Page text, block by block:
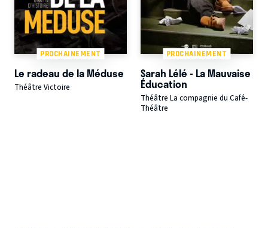
PROCHAINEMENT
Le radeau de la Méduse
Théâtre Victoire
PROCHAINEMENT
Sarah Lélé - La Mauvaise
Éducation
Théâtre La compagnie du Café-
Théâtre